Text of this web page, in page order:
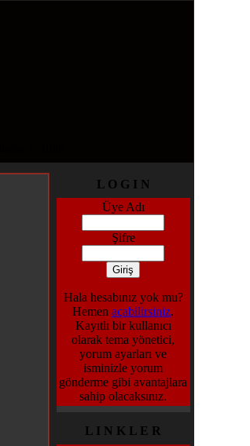
L O G I N
Üye Adı
Şifre
Hala hesabınız yok mu?
Hemen açabilirsiniz.
Kayıtlı bir kullanıcı
olarak tema yönetici,
yorum ayarları ve
isminizle yorum
gönderme gibi avantajlara
sahip olacaksınız.
L I N K L E R